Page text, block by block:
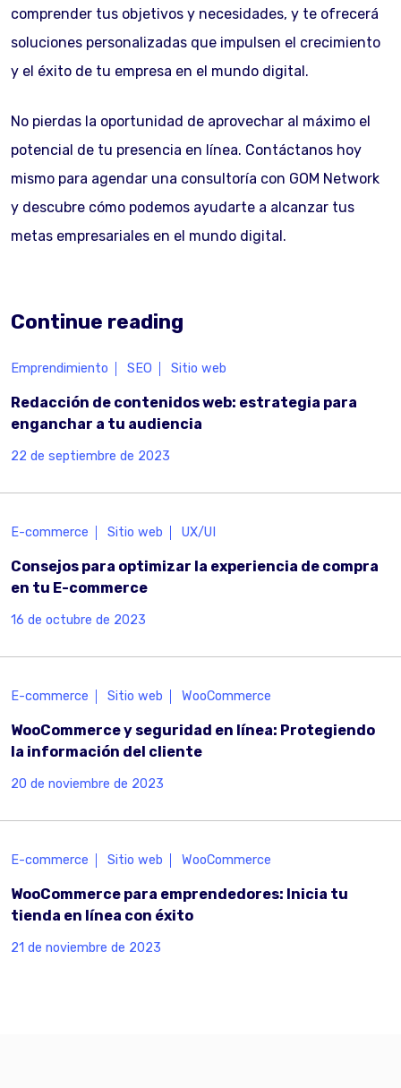
comprender tus objetivos y necesidades, y te ofrecerá
soluciones personalizadas que impulsen el crecimiento
y el éxito de tu empresa en el mundo digital.
No pierdas la oportunidad de aprovechar al máximo el
potencial de tu presencia en línea. Contáctanos hoy
mismo para agendar una consultoría con GOM Network
y descubre cómo podemos ayudarte a alcanzar tus
metas empresariales en el mundo digital.
Continue reading
Emprendimiento SEO Sitio web
Redacción de contenidos web: estrategia para
enganchar a tu audiencia
22 de septiembre de 2023
E-commerce Sitio web UX/UI
Consejos para optimizar la experiencia de compra
en tu E-commerce
16 de octubre de 2023
E-commerce Sitio web WooCommerce
WooCommerce y seguridad en línea: Protegiendo
la información del cliente
20 de noviembre de 2023
E-commerce Sitio web WooCommerce
WooCommerce para emprendedores: Inicia tu
tienda en línea con éxito
21 de noviembre de 2023